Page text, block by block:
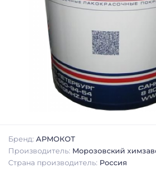
Бренд: АРМОКОТ
Производитель: Морозовский
Страна производитель: Россия